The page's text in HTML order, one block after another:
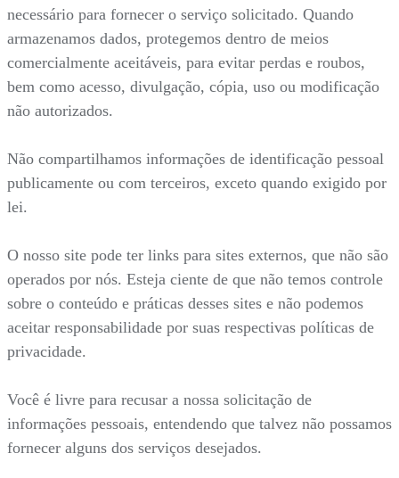
necessário para fornecer o serviço solicitado. Quando
armazenamos dados, protegemos dentro de meios
comercialmente aceitáveis, para evitar perdas e roubos,
bem como acesso, divulgação, cópia, uso ou modificação
não autorizados.
Não compartilhamos informações de identificação pessoal
publicamente ou com terceiros, exceto quando exigido por
lei.
O nosso site pode ter links para sites externos, que não são
operados por nós. Esteja ciente de que não temos controle
sobre o conteúdo e práticas desses sites e não podemos
aceitar responsabilidade por suas respectivas políticas de
privacidade.
Você é livre para recusar a nossa solicitação de
informações pessoais, entendendo que talvez não possamos
fornecer alguns dos serviços desejados.